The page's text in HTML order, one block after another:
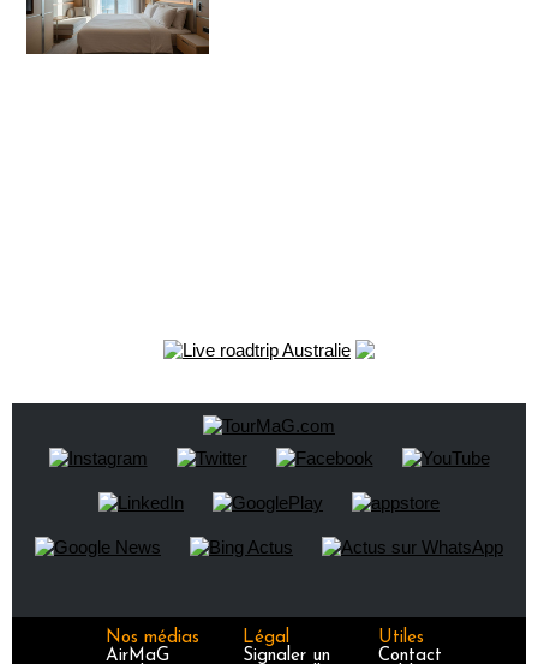
Nos médias
AirMaG
Légal
Signaler un
Utiles
Contact